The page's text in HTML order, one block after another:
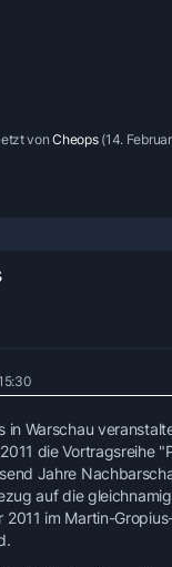
vonCheops(14.
in Warschau
die Vortragsreihe
Jahre
auf die
im Martin-